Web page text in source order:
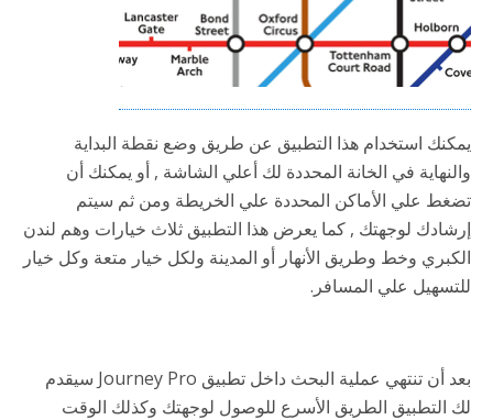
يمكنك استخدام هذا التطبيق عن طريق وضع نقطة البداية
والنهاية في الخانة المحددة لك أعلي الشاشة , أو يمكنك أن
تضغط علي الأماكن المحددة علي الخريطة ومن ثم سيتم
إرشادك لوجهتك , كما يعرض هذا التطبيق ثلاث خيارات وهم لندن
الكبري وخط وطريق الأنهار أو المدينة ولكل خيار متعة وكل خيار
للتسهيل علي المسافر.
بعد أن تنتهي عملية البحث داخل تطبيق Journey Pro سيقدم
لك التطبيق الطريق الأسرع للوصول لوجهتك وكذلك الوقت